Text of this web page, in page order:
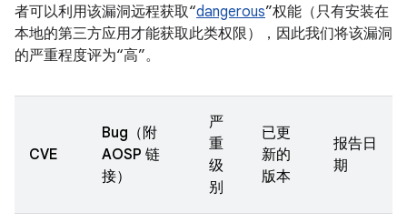
者可以利用该漏洞远程获取“dangerous”权能（只有安装在
本地的第三方应用才能获取此类权限），因此我们将该漏洞
的严重程度评为“高”。
CVE
Bug（附
AOSP 链
接）
严
重
级
别
已更
新的
版本
报告日
期